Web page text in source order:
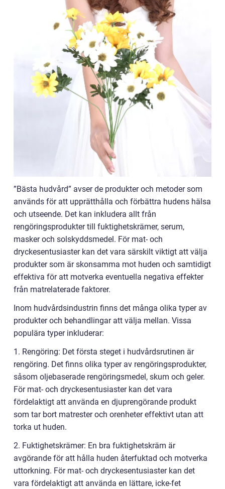
”Bästa hudvård” avser de produkter och metoder som
används för att upprätthålla och förbättra hudens hälsa
och utseende. Det kan inkludera allt från
rengöringsprodukter till fuktighetskrämer, serum,
masker och solskyddsmedel. För mat- och
dryckesentusiaster kan det vara särskilt viktigt att välja
produkter som är skonsamma mot huden och samtidigt
effektiva för att motverka eventuella negativa effekter
från matrelaterade faktorer.
Inom hudvårdsindustrin finns det många olika typer av
produkter och behandlingar att välja mellan. Vissa
populära typer inkluderar:
1. Rengöring: Det första steget i hudvårdsrutinen är
rengöring. Det finns olika typer av rengöringsprodukter,
såsom oljebaserade rengöringsmedel, skum och geler.
För mat- och dryckesentusiaster kan det vara
fördelaktigt att använda en djuprengörande produkt
som tar bort matrester och orenheter effektivt utan att
torka ut huden.
2. Fuktighetskrämer: En bra fuktighetskräm är
avgörande för att hålla huden återfuktad och motverka
uttorkning. För mat- och dryckesentusiaster kan det
vara fördelaktigt att använda en lättare, icke-fet